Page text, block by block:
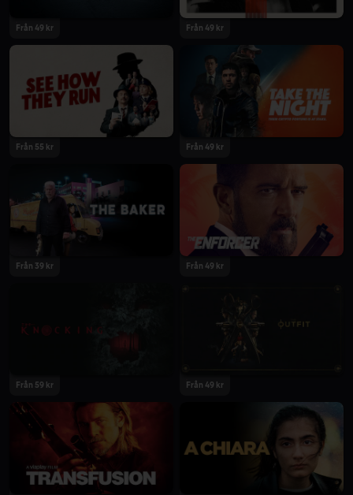
2022
Från 49 kr Från 49 kr
2022
Från 55 kr Från 49 kr
2022
Från 39 kr Från 49 kr
Från 59 kr
2022
Från 49 kr